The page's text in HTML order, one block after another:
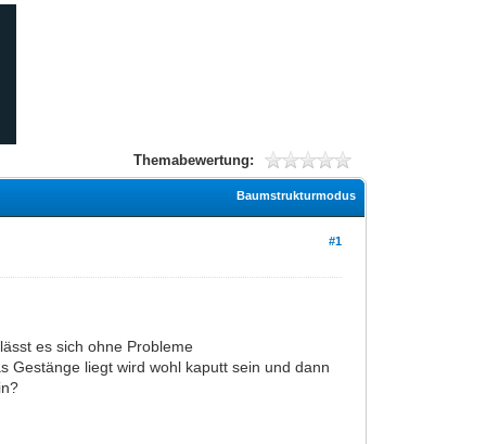
Themabewertung:
Baumstrukturmodus
#1
es sich ohne Probleme
Gestänge liegt wird wohl kaputt sein und dann